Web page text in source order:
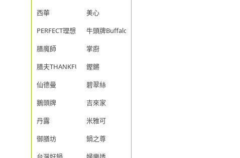
西華
美心
PERFECT理想
牛頭牌Buffalo
膳魔師
掌廚
膳夫THANKFUL
鏗鏘
仙德曼
碧翠絲
鵝頭牌
吉來家
丹露
米雅可
御膳坊
鍋之尊